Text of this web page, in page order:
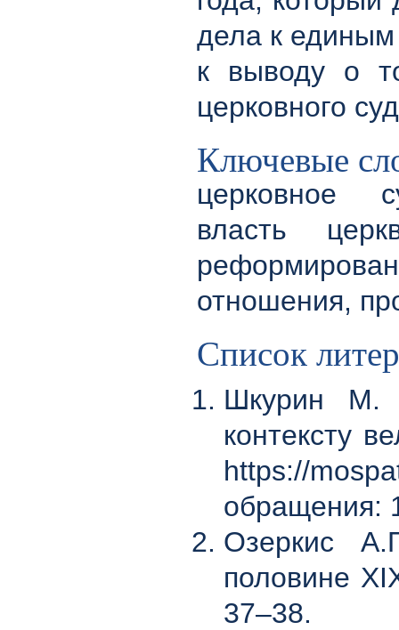
дела к единым
к выводу о
церковного
Ключевые
церковное
власть
отношения,
Список
Шкурин М.
контексту
https://
обращения:
Озеркис
половине
37–38.